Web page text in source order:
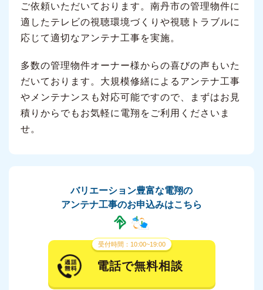
ご依頼いただいております。南丹市の管理物件に
適したテレビの視聴環境づくりや視聴トラブルに
応じて適切なアンテナ工事を実施。
多数の管理物件オーナー様からの喜びの声もいた
だいております。大規模修繕によるアンテナ工事
やメンテナンスも対応可能ですので、まずはお見
積りからでもお気軽に電翔をご利用くださいま
せ。
バリエーション豊富な電翔の
アンテナ工事のお申込みはこちら
受付時間：10:00~19:00
電話で無料相談